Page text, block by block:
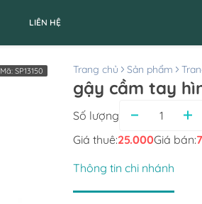
LIÊN HỆ
Mã: SP13150 Trang chủ Sản phẩm
gậy cầm tay
Số lượng
Giá thuê:25.000Giá bán:
Thông tin chi nhánh